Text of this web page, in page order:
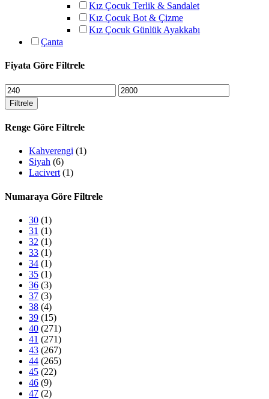
Kız Çocuk Terlik & Sandalet
Kız Çocuk Bot & Çizme
Kız Çocuk Günlük Ayakkabı
Çanta
Fiyata Göre Filtrele
En
düşük
fiyat
En
yüksek
Filtrele
Renge Göre Filtrele
Kahverengi (1)
Siyah (6)
Lacivert (1)
Numaraya Göre Filtrele
30 (1)
31 (1)
32 (1)
33 (1)
34 (1)
35 (1)
36 (3)
37 (3)
38 (4)
39 (15)
40 (271)
41 (271)
43 (267)
44 (265)
45 (22)
46 (9)
47 (2)